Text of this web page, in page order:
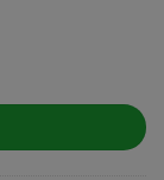
množství